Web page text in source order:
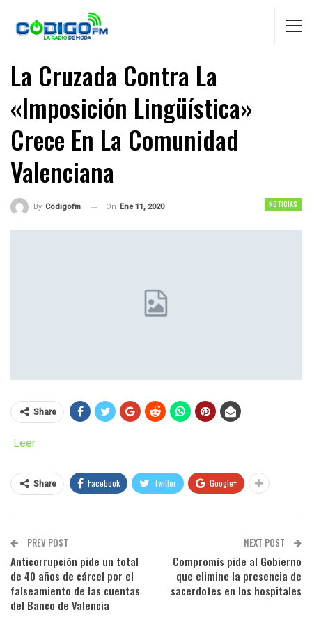
La Cruzada Contra La
«imposición Lingüística»
Crece En La Comunidad
Valenciana
NOTICIAS
By Codigofm On Ene 11, 2020
Share
Leer
Share Facebook Twitter Google+
PREV POST
Anticorrupción pide un total
de 40 años de cárcel por el
falseamiento de las cuentas
del Banco de Valencia
NEXT POST
Compromís pide al Gobierno
que elimine la presencia de
sacerdotes en los hospitales